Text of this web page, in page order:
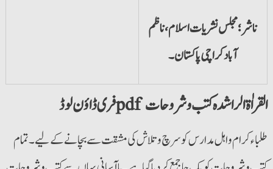
ناشر؛مجلس نشریات اسلام ،ناظم
آباد کراچی پاکستان۔
فری ڈاؤن لوڈ pdf القراٰۃ الراشدہ کتب و شروحات
طلباء کرام و اہل مدارس کو سرچ و تلاش کی مشقت سے بچانے کے لیے۔ تمام